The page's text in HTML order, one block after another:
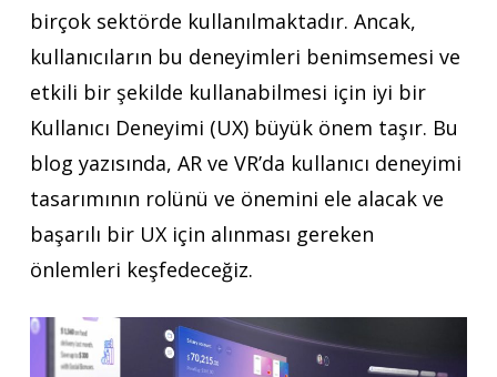
birçok sektörde kullanılmaktadır. Ancak,
kullanıcıların bu deneyimleri benimsemesi ve
etkili bir şekilde kullanabilmesi için iyi bir
Kullanıcı Deneyimi (UX) büyük önem taşır. Bu
blog yazısında, AR ve VR’da kullanıcı deneyimi
tasarımının rolünü ve önemini ele alacak ve
başarılı bir UX için alınması gereken
önlemleri keşfedeceğiz.